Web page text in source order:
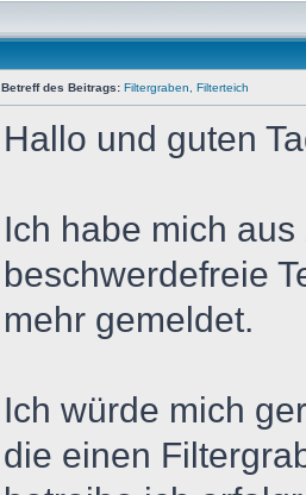
Betreff des Beitrags: Filtergraben, Filterteich
Hallo und guten
Ich habe mich
beschwerdefreie
mehr gemeldet.
Ich würde mich
die einen